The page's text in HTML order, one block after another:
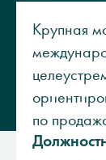
Крупная
по